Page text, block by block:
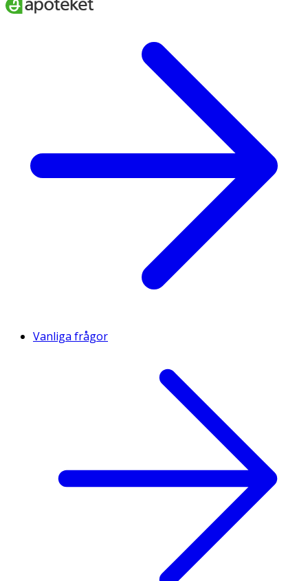
Vanliga frågor